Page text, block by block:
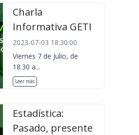
Charla
Informativa GETI
2023-07-03 18:30:00
Viernes 7 de Julio, de
18.30 a...
Leer más
Estadística:
Pasado, presente